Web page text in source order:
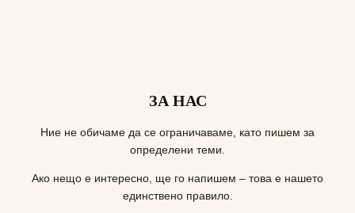
ЗА НАС
Ние не обичаме да се ограничаваме, като пишем за
определени теми.
Ако нещо е интересно, ще го напишем – това е нашето
единствено правило.